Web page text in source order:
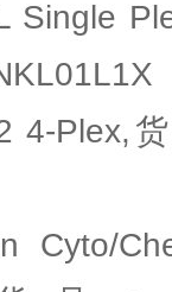
Single
4-Plex,
Cyto/